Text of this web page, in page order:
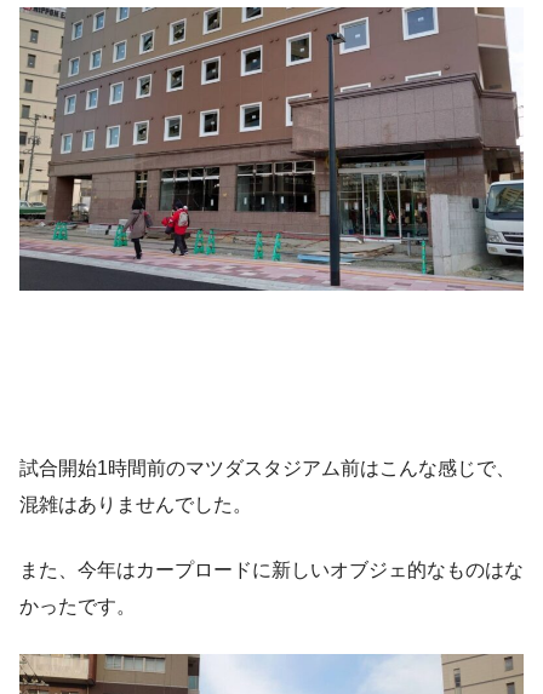
試合開始1時間前のマツダスタジアム前はこんな感じで、
混雑はありませんでした。
また、今年はカープロードに新しいオブジェ的なものはな
かったです。